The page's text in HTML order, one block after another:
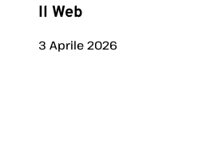
Il Web
3 Aprile 2026